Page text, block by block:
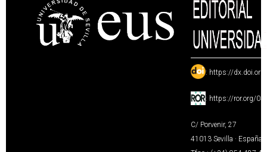
: https://
: https://ror.org/
C/ Porvenir, 27
41013 Sevilla · España